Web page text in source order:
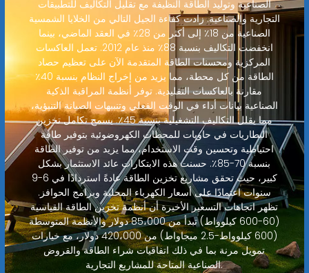
الصناعية وتوليد الطاقة النظيفة مع تقليل التكاليف للتطبيقات
التجارية والصناعية. زادت كفاءة الجيل التالي من الخلايا الشمسية
الصناعية من 18٪ إلى أكثر من 28٪ في العقد الماضي، بينما
انخفضت التكاليف بنسبة 88٪ منذ عام 2012. تعمل العاكسات
المركزية ومحسنات الطاقة المتقدمة الآن على تعظيم حصاد
الطاقة من كل محطة، مما يزيد من إخراج النظام بنسبة 40٪
مقارنة بالعاكسات التقليدية. توفر أنظمة المراقبة الذكية
الصناعية بيانات أداء في الوقت الفعلي وتنبيهات الصيانة التنبؤية،
مما يقلل التكاليف التشغيلية بنسبة 45٪. يسمح تكامل تخزين
البطاريات في حاويات للمحطات الكهروضوئية بتوفير طاقة
احتياطية وتحسين وقت الاستخدام، مما يزيد من توفير الطاقة
بنسبة 70-85٪. حسنت هذه الابتكارات عائد الاستثمار بشكل
كبير، حيث تحقق مشاريع تخزين الطاقة عادةً استردادًا في 6-9
سنوات اعتمادًا على أسعار الكهرباء المحلية وبرامج الحوافز.
تظهر اتجاهات التسعير الأخيرة أن أنظمة تخزين الطاقة القياسية
(60-600 كيلوواط) تبدأ من 85،000 دولار والأنظمة المتوسطة
(600 كيلوواط-2.5 ميجاواط) من 420،000 دولار، مع خيارات
تمويل مرنة بما في ذلك اتفاقيات شراء الطاقة والقروض
الصناعية المتاحة للمشاريع التجارية.